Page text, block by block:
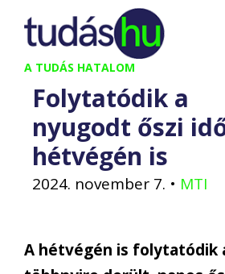
Kilépés
tartalomba
A TUDÁS HATALOM
Folytatódik a
nyugodt őszi
hétvégén is
2024. november 7. • MTI
A hétvégén is folytatódik